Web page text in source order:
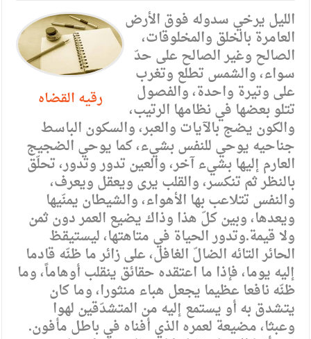
من يجيب؟
مدير مهرجان جرش.. نهج ميداني يؤمن بلغة الحوار والشراكة
رقيه القضاه
الليل يرخي سدوله فوق الأرض
العامرة بالخلق والمخلوقات،
الصالح وغير الصالح على حدّ
سواء، والشمس تطلع وتغرب
على وتيرة واحدة، والفصول
تتلو بعضها في نظامها الرتيب،
والكون يضج بالآيات والعبر، والسكون الباسط
جناحيه يوحي للنفس بشيء، كما يوحي الضجيج
العارم إليها بشيء آخر، والعين تدور وتدور، تحلّق
بالنظر ثم تنكسر، والقلب يرى ويعقل ويعرف،
والنفس تتلاعب بها الأهواء، والشيطان يمنّيها
ويعدها، وبين كلّ هذا وذاك يضيع العمر دون ثمن
ولا قيمة.وتدور الحياة في متاهتها، ليستيقظ
الحائر التائه الضالّ الغافل، على زائر ما ظنّه قادما
إليه يوما، فإذا ما اعتقده حقائق ينقلب أوهاماً، وما
ظنّه نافعا عظيما يجعل هباء منثورا، وما كان
يتشدق به أو يستمع إليه من المتشدّقين لهوا
وعبثا، مضيعة لعمره الذي أفناه في باطل مأفون.